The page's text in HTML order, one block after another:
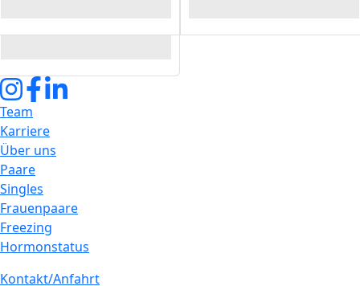
Team
Karriere
Über uns
Paare
Singles
Frauenpaare
Freezing
Hormonstatus
Kontakt/Anfahrt